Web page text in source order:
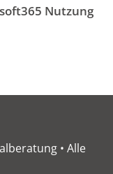
Nutzung
• Alle